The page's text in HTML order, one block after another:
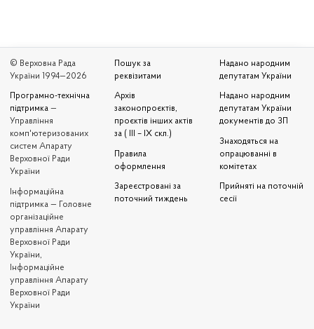
© Верховна Рада
України 1994—2026
Програмно-технічна
підтримка —
Управління
комп'ютеризованих
систем Апарату
Верховної Ради
України
Iнформаційна
підтримка — Головне
організаційне
управління Апарату
Верховної Ради
України,
Інформаційне
управління Апарату
Верховної Ради
України
Пошук за
реквізитами
Архів
законопроєктів,
проєктів інших актів
за ( III – IX скл.)
Правила
оформлення
Зареєстровані за
поточний тиждень
Надано народним
депутатам України
Надано народним
депутатам України
документів до ЗП
Знаходяться на
опрацюванні в
комітетах
Прийняті на поточній
сесії